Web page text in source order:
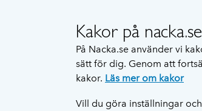
Kakor på nacka.se
På Nacka.se använder vi
sätt för dig. Genom att
kakor. Läs mer om kakor
Vill du göra inställningar